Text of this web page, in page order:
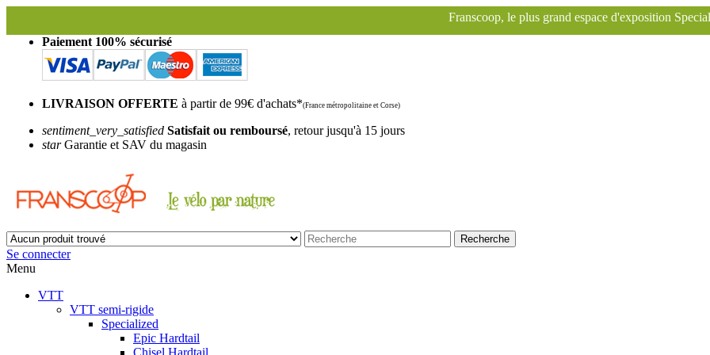
Franscoop, le plus grand espace d'exposition Specialized à Paris pour le
Paiement 100% sécurisé
LIVRAISON OFFERTE à partir de 99€ d'achats*(France métropolitaine et Corse)
sentiment_very_satisfied Satisfait ou remboursé, retour jusqu'à 15 jours
starGarantie et SAV du magasin
Recherche
Se connecter
Menu
VTT
VTT semi-rigide
Specialized
Epic Hardtail
Chisel Hardtail